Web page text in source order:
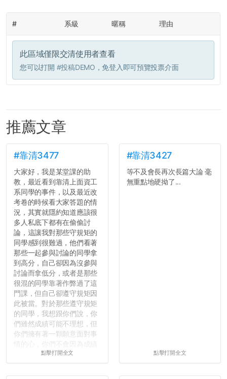
# 系級 暱稱 理由
此區域僅限交清使用者查看
您可以打開 #投稿DEMO ，免登入即可預覽投票介面
推薦文章
#靠清3477
大家好，我是某堂課的助
教，最近看到靠清上面資工
系同學的事件，以及最近改
考卷的時候看大家答題的情
況，其實就隱約知道應該很
多人私底下都有在偷偷討
論，這讓我對那些守規矩的
同學感到很難過，他們看著
那些一起參與討論的同學拿
到高分，自己卻因為沒參與
討論而拿低分，或者是那些
很混的同學靠著作弊過了這
門課，但自己卻遵守規矩因
此被當。對於那些遵守規矩
的同學，我想跟你們說，你
們雖然成績可能不理想，但
你們擁有著一顆願意面對事
壓力而選擇逃避(作弊)，在
點擊打開全文
#靠清3427
等不及會長再次長篇大論 毫
無重點地硬拗了...
點擊打開全文